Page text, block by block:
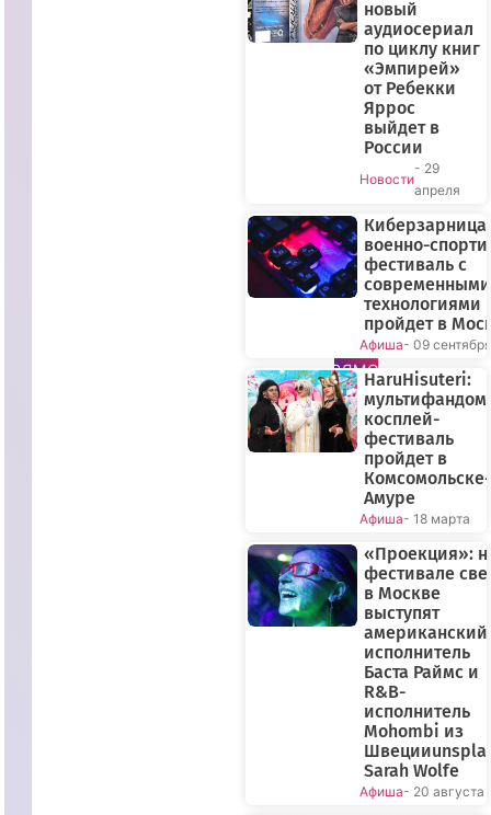
ПРЯМОЙ
ЭФИР
новый
аудиосериал
по циклу книг
«Эмпирей»
от Ребекки
Яррос
выйдет в
России
Новости
- 29
апреля
военно-
фестиваль с
современными
технологиями
пройдет в
Афиша- 09 сентября
HaruHisuteri:
косплей-
фестиваль
пройдет в
Амуре
Афиша- 18 марта
«Проекция»:
фестивале
в Москве
выступят
американский
исполнитель
Баста Раймс и
R&B-
исполнитель
Mohombi из
Sarah Wolfe
Афиша- 20 августа